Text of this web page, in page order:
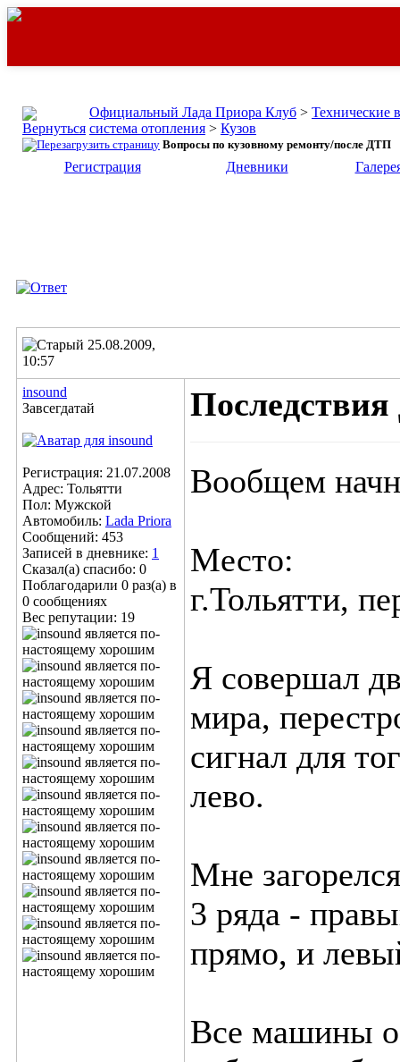
Официальный Лада Приора Клуб > Технические
система отопления > Кузов
Вопросы по кузовному ремонту/после ДТП
Регистрация Дневники
25.08.2009,
10:57
insound
Завсегдатай
Регистрация: 21.07.2008
Адрес: Тольятти
Пол: Мужской
Автомобиль: Lada Priora
Сообщений: 453
Записей в дневнике: 1
Сказал(а) спасибо: 0
Поблагодарили 0 раз(а) в
0 сообщениях
Вес репутации: 19
Вообщем
Место:
г.Тольятти,
Я совершал
мира,
сигнал для
лево.
Мне
3 ряда -
прямо, и
Все машины